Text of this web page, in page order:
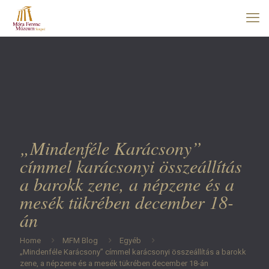
„Mindenféle Karácsony”
címmel karácsonyi összeállítás
a barokk zene, a népzene és a
mesék tükrében december 18-
án
Home MFM Blog
Egyéb
„Mindenféle Karácsony” címmel karácsonyi összeállítás a barokk
zene, a népzene és a mesék tükrében december 18-án